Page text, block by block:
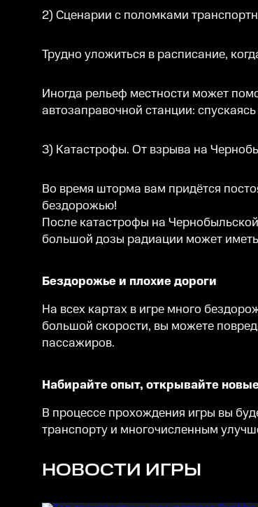
2) Сценарии с поломками
Трудно уложиться в расписание,
Иногда рельеф местности может
автозаправочной станции:
3) Катастрофы. От взрыва на
Во время шторма вам придётся
бездорожью!
После катастрофы на
большой дозы радиации может
Бездорожье и плохие дороги
На всех картах в игре много
большой скорости, вы можете
пассажиров.
Набирайте опыт, открывайте
В процессе прохождения игры вы
транспорту и многочисленным
НОВОСТИ ИГРЫ